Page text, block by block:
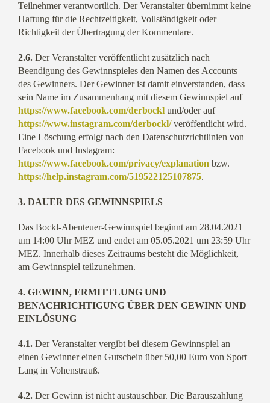
Teilnehmer verantwortlich. Der Veranstalter übernimmt keine
Haftung für die Rechtzeitigkeit, Vollständigkeit oder
Richtigkeit der Übertragung der Kommentare.
2.6. Der Veranstalter veröffentlicht zusätzlich nach
Beendigung des Gewinnspieles den Namen des Accounts
des Gewinners. Der Gewinner ist damit einverstanden, dass
sein Name im Zusammenhang mit diesem Gewinnspiel auf
https://www.facebook.com/derbockl und/oder auf
https://www.instagram.com/derbockl/veröffentlicht wird.
Eine Löschung erfolgt nach den Datenschutzrichtlinien von
Facebook und Instagram:
https://www.facebook.com/privacy/explanation bzw.
https://help.instagram.com/519522125107875.
3. DAUER DES GEWINNSPIELS
Das Bockl-Abenteuer-Gewinnspiel beginnt am 28.04.2021
um 14:00 Uhr MEZ und endet am 05.05.2021 um 23:59 Uhr
MEZ. Innerhalb dieses Zeitraums besteht die Möglichkeit,
am Gewinnspiel teilzunehmen.
4. GEWINN, ERMITTLUNG UND
BENACHRICHTIGUNG ÜBER DEN GEWINN UND
EINLÖSUNG
4.1. Der Veranstalter vergibt bei diesem Gewinnspiel an
einen Gewinner einen Gutschein über 50,00 Euro von Sport
Lang in Vohenstrauß.
4.2. Der Gewinn ist nicht austauschbar. Die Barauszahlung